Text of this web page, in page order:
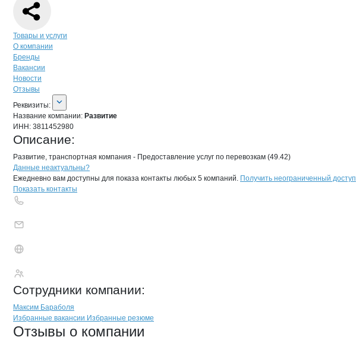
Навигация по странице
Товары и услуги
О компании
Бренды
Вакансии
Новости
Отзывы
О компании
Реквизиты
Реквизиты:
Название компании: Развитие
ИНН: 3811452980
Описание:
Развитие, транспортная компания - Предоставление услуг по перевозкам (49.42)
Контактыкомпании
+7(800)000-00-..
Данные неактуальны?
Ежедневно вам доступны для показа контакты любых 5 компаний. Получить неограниченный доступ
Показать контакты
Сотрудники компании:
Максим Бараболя
Брендыкомпани Развитие
Вакансии вРазвитие
Избранные вакансии Избранные резюме
Новости oРазвитие, ООО
Отзывы о компании